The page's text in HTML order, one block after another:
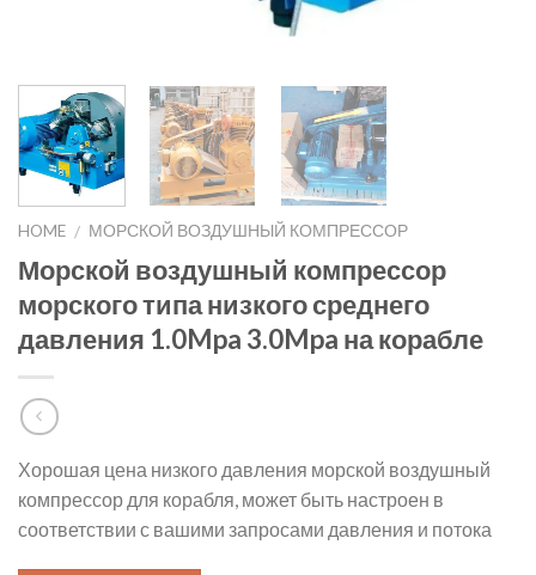
HOME / МОРСКОЙ ВОЗДУШНЫЙ КОМПРЕССОР
Морской воздушный компрессор
морского типа низкого среднего
давления 1.0Mpa 3.0Mpa на корабле
Хорошая цена низкого давления морской воздушный
компрессор для корабля, может быть настроен в
соответствии с вашими запросами давления и потока